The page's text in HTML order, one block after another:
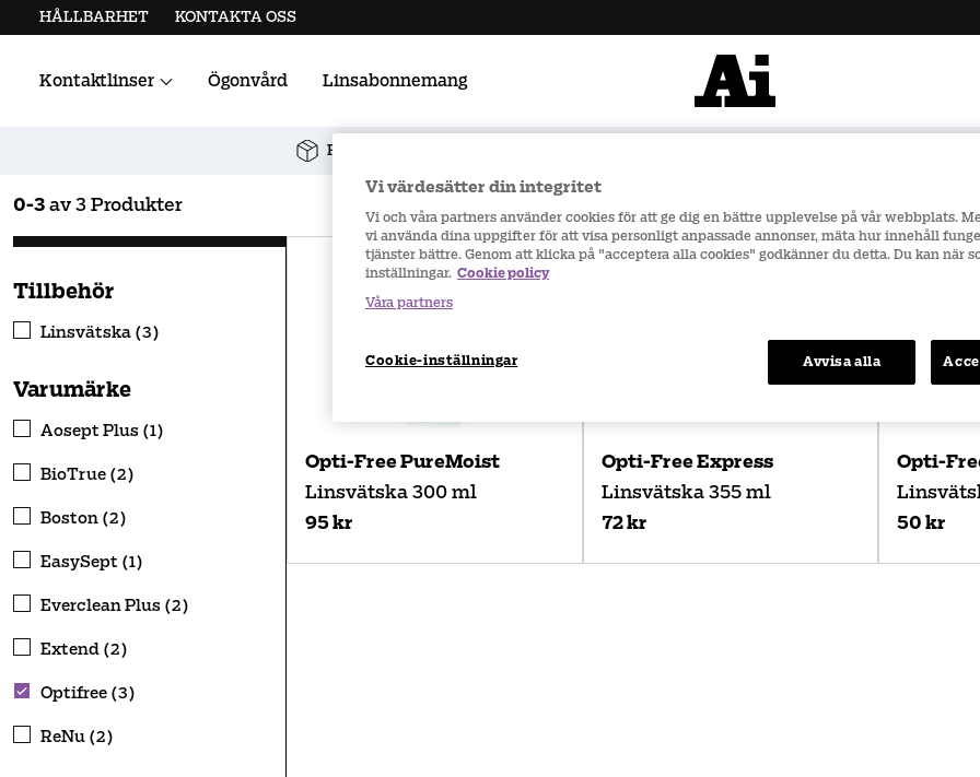
HÅLLBARHET KONTAKTA OSS
Kontaktlinser
Linstillbehör
Ögonvård Linsabonnemang
Fri frakt vid köp över 900 kr
0-3 av 3 Produkter
Tillbehör
Linsvätska (3)
Varumärke
Aosept Plus (1)
BioTrue (2)
Boston (2)
EasySept (1)
Everclean Plus (2)
Extend (2)
Optifree (3)
ReNu (2)
Opti-Free PureMoist
Linsvätska 300 ml
95 kr
Opti-Free Express
Linsvätska 355 ml
72 kr
Opti-
50 kr
Vi värdesätter din integritet
Vi och våra partners använder cookies för att ge dig en bättre upplevelse på vår webbplats.
vi använda dina uppgifter för att visa personligt anpassade annonser, mäta hur innehåll
tjänster bättre. Genom att klicka på "acceptera alla cookies" godkänner du detta. Du kan när
inställningar. Cookie policy
Våra partners
Cookie-inställningar Avvisa alla